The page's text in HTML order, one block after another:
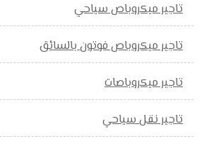
تاجير ميكروباص سياحي
تاجير ميكروباص فوتون بالسائق
تاجير ميكروباصات
تاجير نقل سياحي